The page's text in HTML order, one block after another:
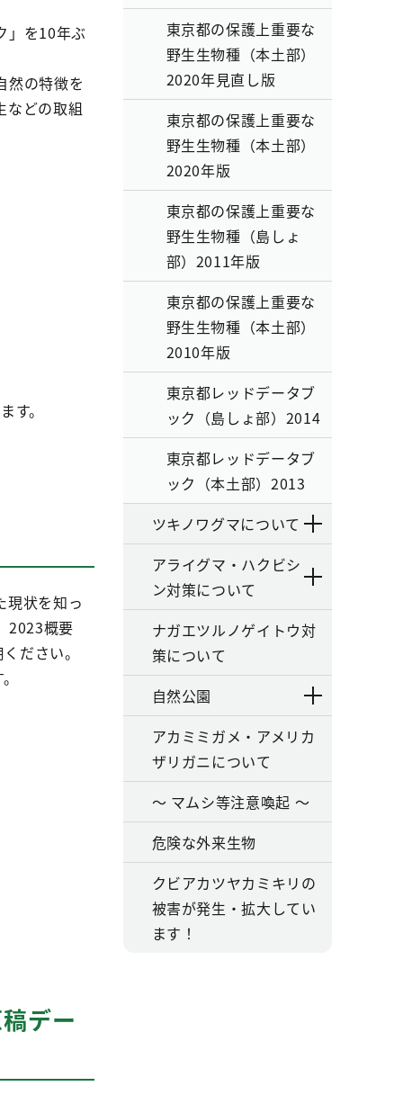
」を10年ぶ
然の特徴を
などの取組
す。
現状を知っ
2023概要
ださい。
デー
東京都の保護上重要な
野生生物種（本土部）
2020年見直し版
東京都の保護上重要な
野生生物種（本土部）
2020年版
東京都の保護上重要な
野生生物種（島しょ
部）2011年版
東京都の保護上重要な
野生生物種（本土部）
2010年版
東京都レッドデータブ
ック（島しょ部）2014
東京都レッドデータブ
ック（本土部）2013
ツキノワグマについて
アライグマ・ハクビシ
ン対策について
ナガエツルノゲイトウ対
策について
自然公園
アカミミガメ・アメリカ
ザリガニについて
～ マムシ等注意喚起 ～
危険な外来生物
クビアカツヤカミキリの
被害が発生・拡大してい
ます！